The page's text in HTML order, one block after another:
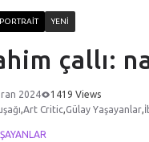
YENI
çallı:
2024
1419 Views
,Art Critic,Gülay Yaşayanlar,